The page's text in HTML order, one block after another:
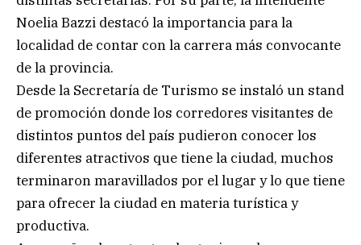
Noelia Bazzi destacó la importancia para la
localidad de contar con la carrera más convocante
de la provincia.
Desde la Secretaría de Turismo se instaló un stand
de promoción donde los corredores visitantes de
distintos puntos del país pudieron conocer los
diferentes atractivos que tiene la ciudad, muchos
terminaron maravillados por el lugar y lo que tiene
para ofrecer la ciudad en materia turística y
productiva.